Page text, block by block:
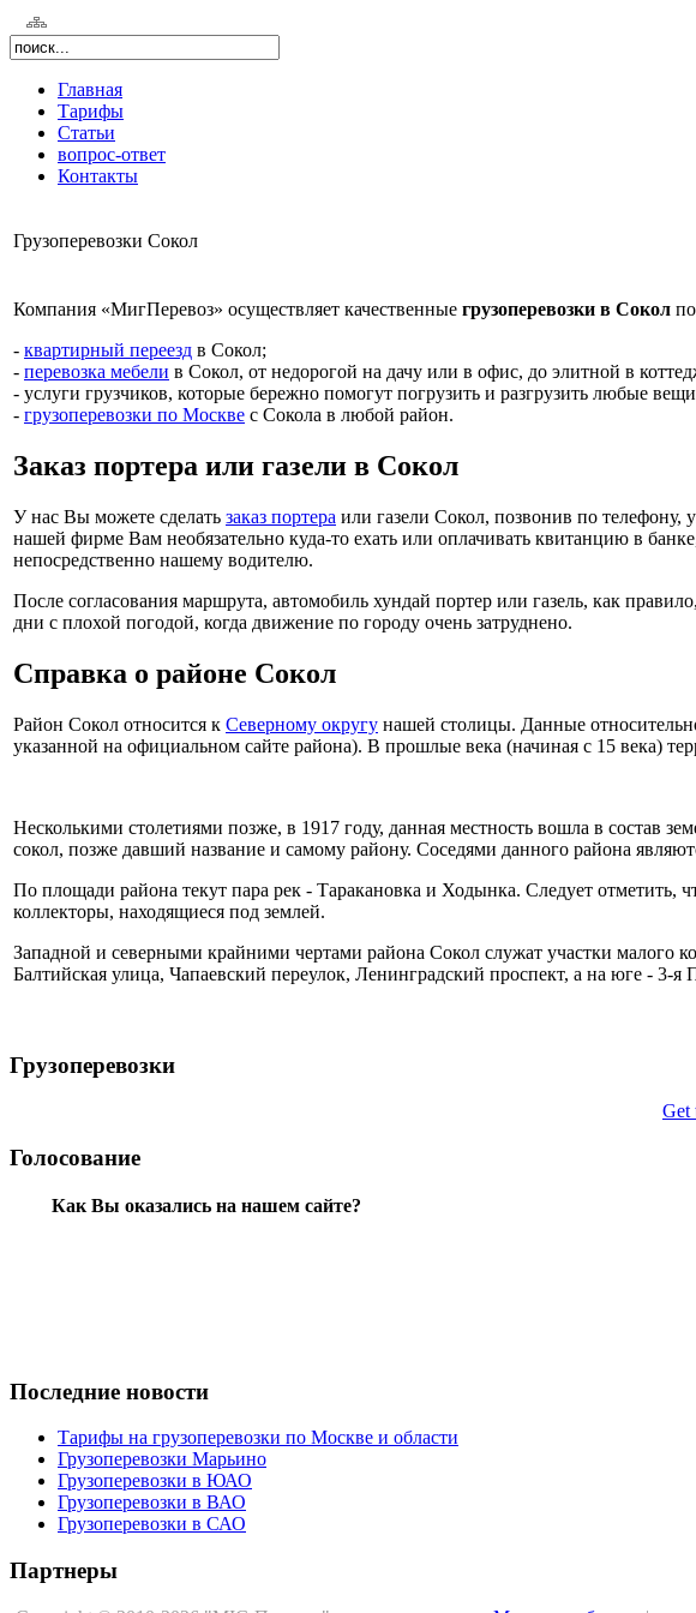
Главная
Тарифы
Статьи
вопрос-ответ
Контакты
Грузоперевозки Сокол
Компания «МигПеревоз» осуществляет качественные грузоперевозки в Сокол
- квартирный переезд в Сокол;
- перевозка мебели в Сокол, от недорогой на дачу или в офис, до элитной в
- услуги грузчиков, которые бережно помогут погрузить и разгрузить любые
- грузоперевозки по Москве с Сокола в любой район.
Заказ портера или газели в Сокол
У нас Вы можете сделать заказ портера или газели Сокол, позвонив по телефону,
нашей фирме Вам необязательно куда-то ехать или оплачивать квитанцию в
непосредственно нашему водителю.
После согласования маршрута, автомобиль хундай портер или газель, как
дни с плохой погодой, когда движение по городу очень затруднено.
Справка о районе Сокол
Район Сокол относится к Северному округу нашей столицы. Данные
указанной на официальном сайте района). В прошлые века (начиная с 15 века)
Несколькими столетиями позже, в 1917 году, данная местность вошла в состав
сокол, позже давший название и самому району. Соседями данного района
По площади района текут пара рек - Таракановка и Ходынка. Следует отметить,
коллекторы, находящиеся под землей.
Западной и северными крайними чертами района Сокол служат участки малого
Балтийская улица, Чапаевский переулок, Ленинградский проспект, а на юге - 3-я
Грузоперевозки
Get
Голосование
Как Вы оказались на нашем сайте?
Последние новости
Тарифы на грузоперевозки по Москве и области
Грузоперевозки Марьино
Грузоперевозки в ЮАО
Грузоперевозки в ВАО
Грузоперевозки в САО
Партнеры